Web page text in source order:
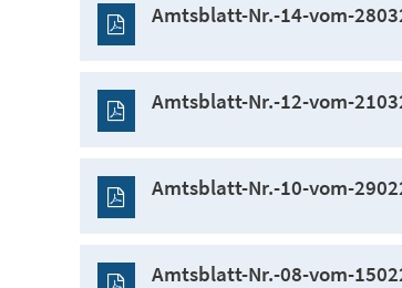
Amtsblatt-Nr.-14-vom-
Amtsblatt-Nr.-12-vom-
Amtsblatt-Nr.-10-vom-
Amtsblatt-Nr.-08-vom-